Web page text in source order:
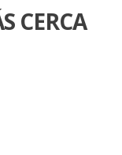
CERCA